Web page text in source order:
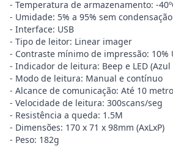
- Temperatura de armazenamento: -
- Umidade: 5% a 95% sem condensação
- Interface: USB
- Tipo de leitor: Linear imager
- Contraste mínimo de impressão: 10%
- Indicador de leitura: Beep e LED (Azul
- Modo de leitura: Manual e contínuo
- Alcance de comunicação: Até 10
- Velocidade de leitura: 300scans/seg
- Resistência a queda: 1.5M
- Dimensões: 170 x 71 x 98mm (AxLxP)
- Peso: 182g